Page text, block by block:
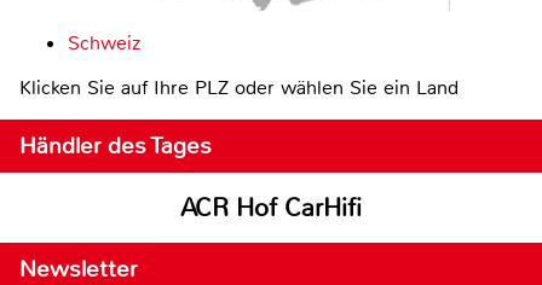
Schweiz
Klicken Sie auf Ihre PLZ oder wählen Sie ein Land
Händler des Tages
ACR Hof CarHifi
Newsletter